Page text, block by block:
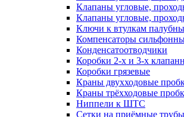
Клапаны угловые,
Клапаны угловые,
Ключи к втулкам
Компенсаторы
Конденсатоотводчики
Коробки 2-х и 3-х
Коробки грязевые
Краны двухходовые
Краны трёхходовые
Ниппели к ШТС
Сетки на приёмные